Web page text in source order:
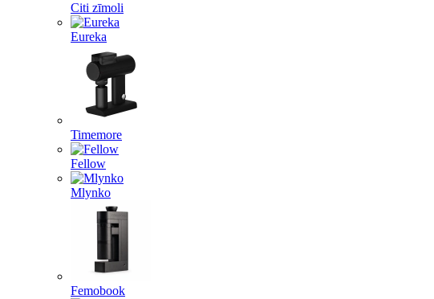
Citi zīmoli
Eureka
Timemore
Fellow
Mlynko
Femobook